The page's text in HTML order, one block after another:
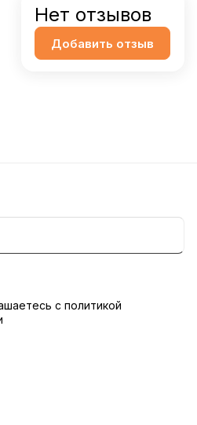
Нет отзывов
Добавить отзыв
с политикой